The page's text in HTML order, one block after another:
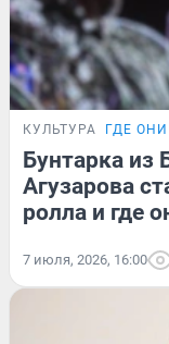
КУЛЬТУРА ГДЕ
Бунтарка из
Агузарова
ролла и где
7 июля, 2026, 16:00